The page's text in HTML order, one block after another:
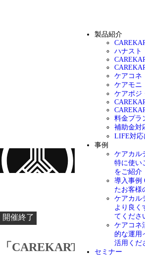
製品紹介
ハナスト
ケアコネ
ケアモニ
ケアポジ
料金プラ
補助金対
LIFE対応
事例
ケアカル
特に使い
をご紹介
導入事例
たお客様
ケアカル
より良く
てくださ
ケアコネ
的な運用
活用くだ
セミナー
お知らせ
開催終了
「CAREKARTE Webセミ